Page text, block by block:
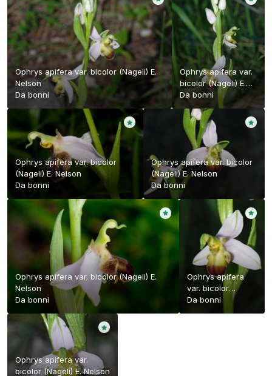
Nelson
Ophrys apifera var. bicolor (Nageli) E.
Nelson
Da bonni
Ophrys apifera var.
bicolor (Nageli) E.
Nelson
Dabonni
Ophrys apifera var. bicolor
(Nageli) E. Nelson
Da bonni
Ophrys apifera var. bicolor
(Nageli) E. Nelson
Dabonni
Ophrys apifera var. bicolor (Nageli) E.
Nelson
Da bonni
Ophrys apifera
var. bicolor
(Nageli) E. Nelson
Da bonni
Ophrys apifera var.
bicolor (Nageli) E. Nelson